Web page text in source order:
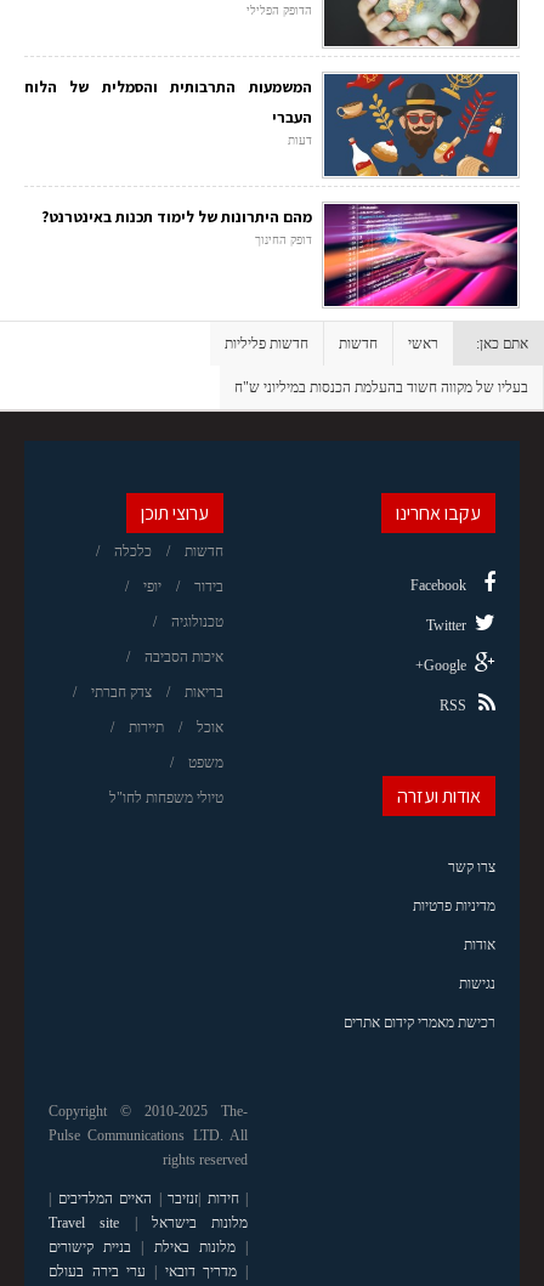
הדופק הפלילי
המשמעות התרבותית והסמלית של הלוח
העברי
דעות
מהם היתרונות של לימוד תכנות באינטרנט?
דופק החינוך
אתם כאן: ראשי חדשות חדשות פליליות
בעליו של מקווה חשוד בהעלמת הכנסות במיליוני ש"ח
ערוצי תוכן
חדשות כלכלה
בידור יופי
טכנולוגיה
איכות הסביבה
בריאות צדק חברתי
אוכל תיירות
משפט
טיולי משפחות לחו"ל
עקבו אחרינו
Facebook
Twitter
Google+
RSS
אודות ועזרה
צרו קשר
מדיניות פרטיות
אודות
נגישות
רכישת מאמרי קידום אתרים
Copyright © 2010-2025 The-
Pulse Communications LTD. All
rights reserved
|חידות |זנזיבר | האיים המלדיבים |
מלונות בישראל |
Travel site
|מלונות באילת | בניית קישורים
| מדריך דובאי | ערי בירה בעולם